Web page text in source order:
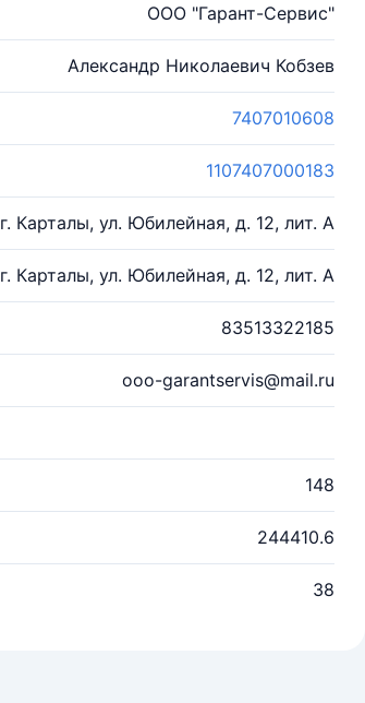
ООО "Гарант-Сервис"
Александр Николаевич Кобзев
7407010608
1107407000183
г. Карталы, ул. Юбилейная, д. 12, лит. А
г. Карталы, ул. Юбилейная, д. 12, лит. А
83513322185
ooo-garantservis@mail.ru
148
244410.6
38